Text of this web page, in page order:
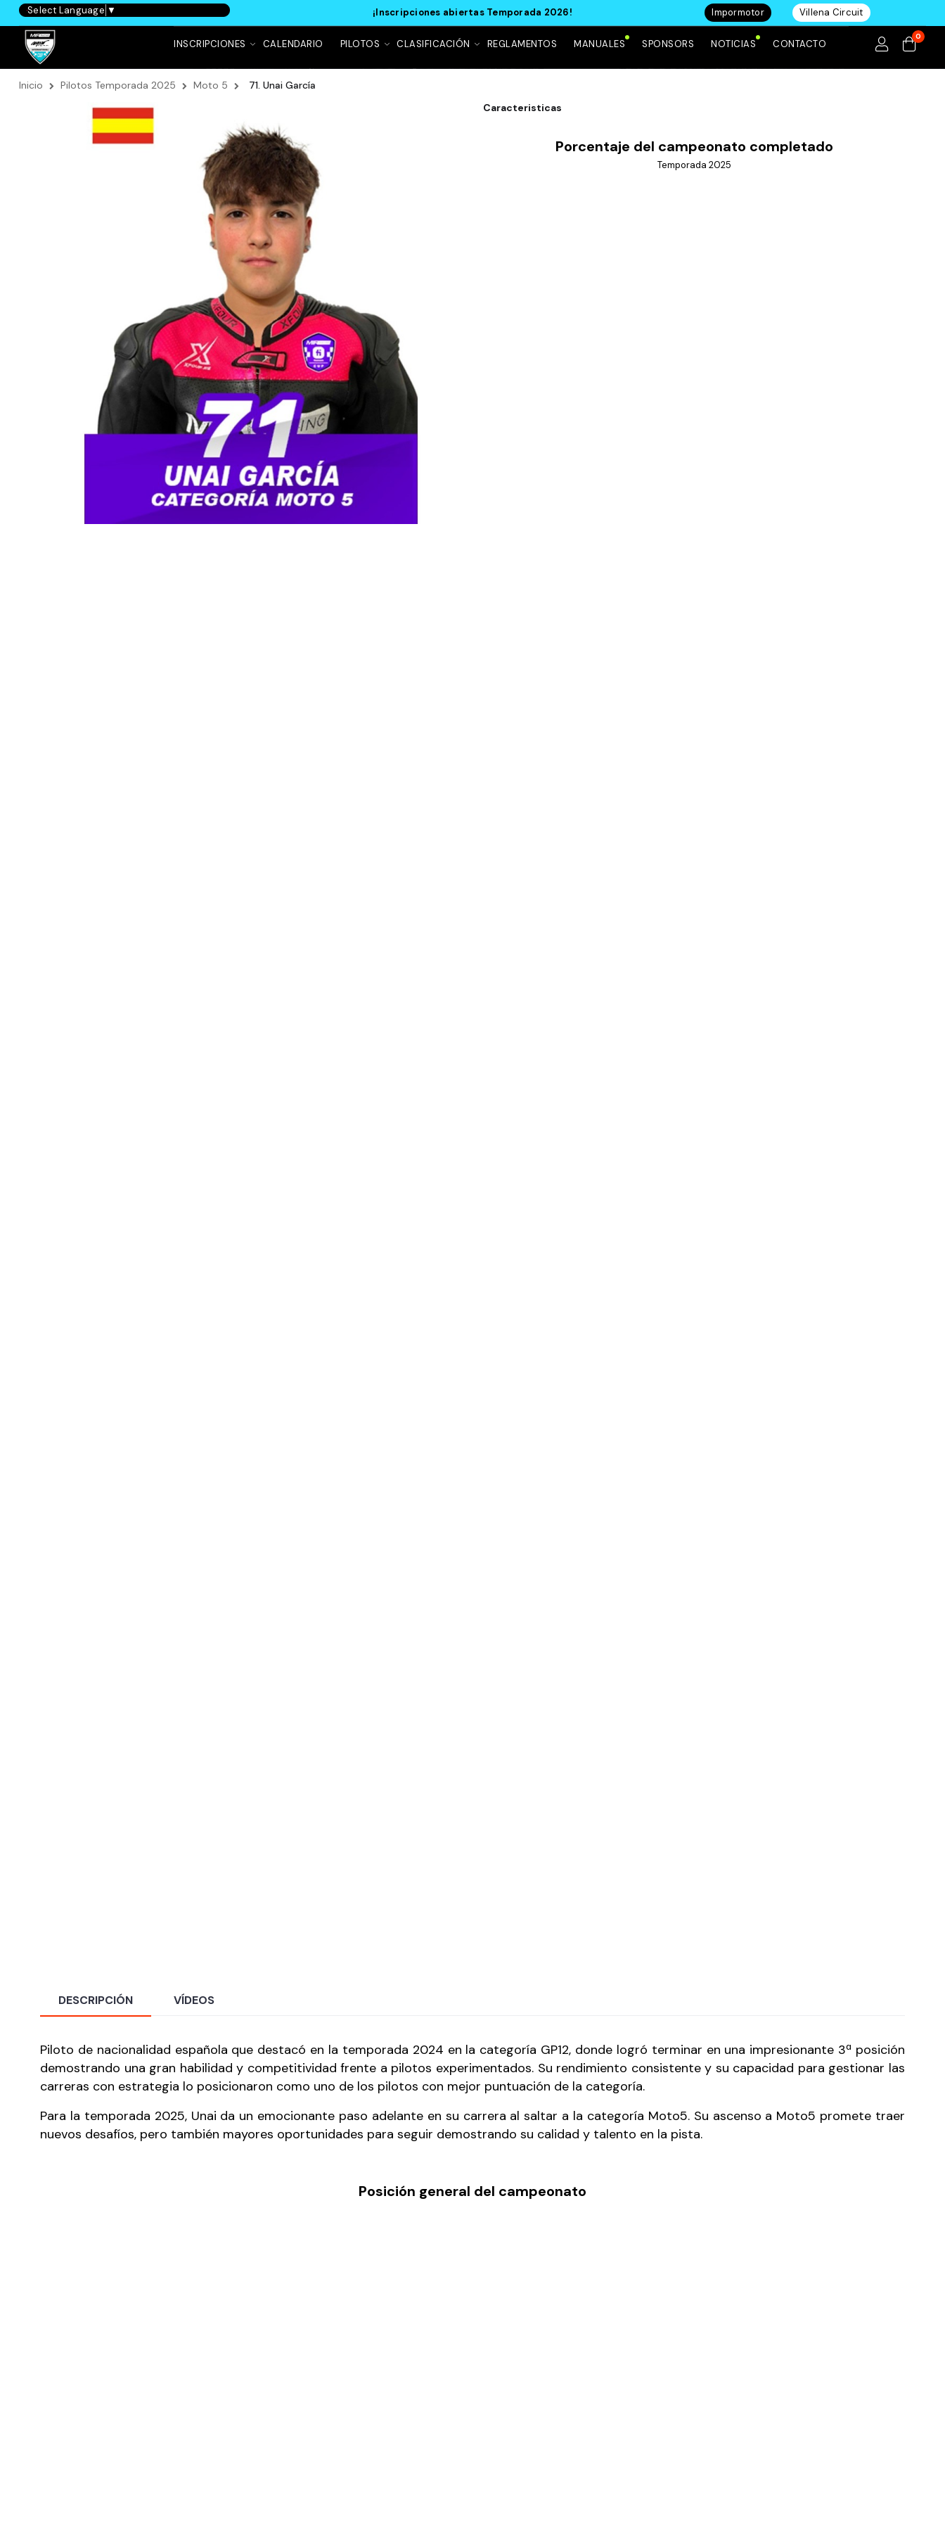
Select Language ▼ ¡Inscripciones abiertas Temporada 2026! Impormotor Villena Circuit
INSCRIPCIONES CALENDARIO PILOTOS CLASIFICACIÓN REGLAMENTOS MANUALES SPONSORS NOTICIAS CONTACTO
0
Inicio Pilotos Temporada 2025 Moto 5
71. Unai García
Caracteristicas
Porcentaje del campeonato completado
Temporada 2025
DESCRIPCIÓN VÍDEOS
Piloto de nacionalidad española que destacó en la temporada 2024 en la categoría GP12, donde logró terminar en una impresionante 3ª posición
demostrando una gran habilidad y competitividad frente a pilotos experimentados. Su rendimiento consistente y su capacidad para gestionar las
carreras con estrategia lo posicionaron como uno de los pilotos con mejor puntuación de la categoría.
Para la temporada 2025, Unai da un emocionante paso adelante en su carrera al saltar a la categoría Moto5. Su ascenso a Moto5 promete traer
nuevos desafíos, pero también mayores oportunidades para seguir demostrando su calidad y talento en la pista.
Posición general del campeonato